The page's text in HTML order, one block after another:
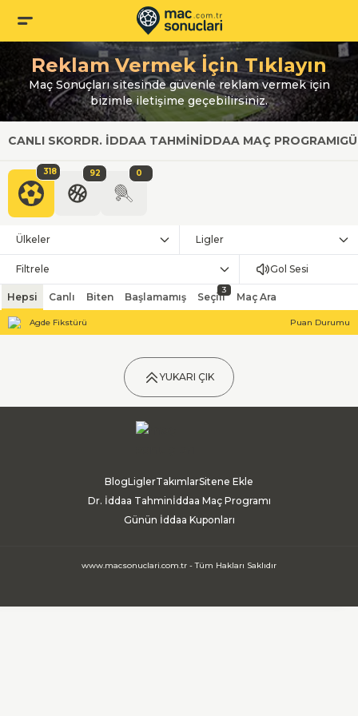
Reklam Vermek İçin Tıklayın
Maç Sonuçları sitesinde güvenle reklam vermek için
bizimle iletişime geçebilirsiniz.
CANLI SKORDR. İDDAA TAHMINİDDAA MAÇ PROGRAMI
318 92 0
Ülkeler Ligler
Filtrele Gol Sesi
Hepsi Canlı Biten Başlamamış Seçili
3
Maç Ara
Agde Fikstürü Puan Durumu
YUKARI ÇIK
BlogLiglerTakımlarSitene Ekle
Dr. İddaa Tahminİddaa Maç Programı
Günün İddaa Kuponları
www.macsonuclari.com.tr - Tüm Hakları Saklıdır